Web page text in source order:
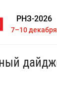
РНЗ-2026
7–10 декабря